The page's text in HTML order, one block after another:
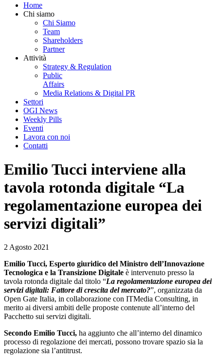
Home
Chi siamo
Chi Siamo
Team
Shareholders
Partner
Attività
Strategy & Regulation
Public
Affairs
Media Relations & Digital PR
Settori
OGI News
Weekly Pills
Eventi
Lavora con noi
Contatti
Emilio Tucci interviene alla
tavola rotonda digitale “La
regolamentazione europea dei
servizi digitali”
2 Agosto 2021
Emilio Tucci, Esperto giuridico del Ministro dell’Innovazione
Tecnologica e la Transizione Digitale è intervenuto presso la
tavola rotonda digitale dal titolo “La regolamentazione europea dei
servizi digitali: Fattore di crescita del mercato?”, organizzata da
Open Gate Italia, in collaborazione con ITMedia Consulting, in
merito ai diversi ambiti delle proposte contenute all’interno del
Pacchetto sui servizi digitali.
Secondo Emilio Tucci, ha aggiunto che all’interno del dinamico
processo di regolazione dei mercati, possono trovare spazio sia la
regolazione sia l’antitrust.